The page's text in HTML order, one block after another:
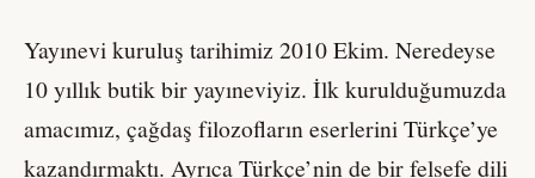
Yayınevi kuruluş tarihimiz 2010 Ekim. Neredeyse
10 yıllık butik bir yayıneviyiz. İlk kurulduğumuzda
amacımız, çağdaş filozofların eserlerini Türkçe’ye
kazandırmaktı. Ayrıca Türkçe’nin de bir felsefe dili